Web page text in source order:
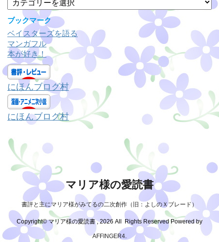
ブ
テ
ゴ
リ
ー
ブックマーク
ベイスターズを語る
マンガフル
本が好き！
にほんブログ村
にほんブログ村
マリア様の愛読書
書評と主にマリア様がみてるの二次創作（旧：よしのＸブレード）
Copyright© マリア様の愛読書 , 2026 All Rights Reserved Powered by
AFFINGER4.